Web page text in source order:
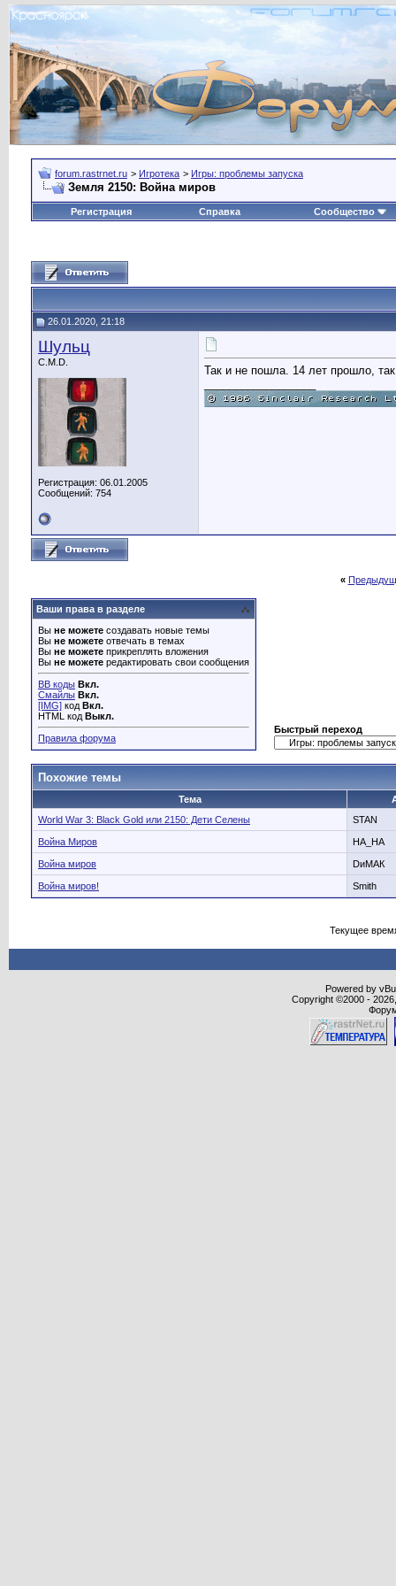
forum.rastrnet.ru > Игротека > Игры: проблемы запуска
Земля 2150: Война миров
Регистрация Справка Сообщество
26.01.2020, 21:18
Шульц
C.M.D.
Регистрация: 06.01.2005
Сообщений: 754
Так и не пошла. 14 лет прошло,
«
Ваши права в разделе
Вы не можете создавать новые темы
Вы не можете отвечать в темах
Вы не можете прикреплять вложения
Вы не можете редактировать свои сообщения
BB коды Вкл.
Смайлы Вкл.
[IMG] код Вкл.
HTML код Выкл.
Правила форума
Быстрый переход
Похожие темы
Тема
World War 3: Black Gold или 2150: Дети Селены
STAN
Война Миров HA_HA
Война миров DиМАК
Война миров! Smith
Текущее
Powered by
Copyright ©2000 -